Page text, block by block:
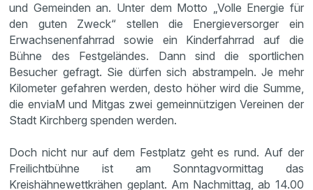
und Gemeinden an. Unter dem Motto „Volle Energie für
den guten Zweck“ stellen die Energieversorger ein
Erwachsenenfahrrad sowie ein Kinderfahrrad auf die
Bühne des Festgeländes. Dann sind die sportlichen
Besucher gefragt. Sie dürfen sich abstrampeln. Je mehr
Kilometer gefahren werden, desto höher wird die Summe,
die enviaM und Mitgas zwei gemeinnützigen Vereinen der
Stadt Kirchberg spenden werden.
Doch nicht nur auf dem Festplatz geht es rund. Auf der
Freilichtbühne ist am Sonntagvormittag das
Kreishähnewettkrähen geplant. Am Nachmittag, ab 14.00